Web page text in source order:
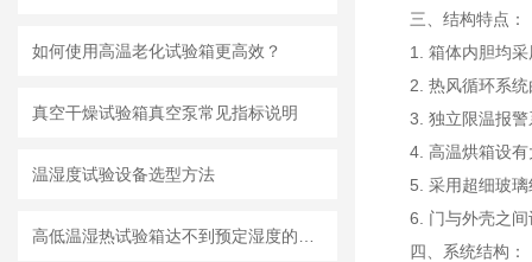
如何使用高温老化试验箱更高效？
真空干燥试验箱真空泵常见指标说明
温湿度试验设备选型方法
三、 结构特点：
1. 箱体内胆均
2. 热风循环系
3. 独立限温报
4. 高温烘箱设
5. 采用超细玻
6. 门与外壳之
四、系统结构：